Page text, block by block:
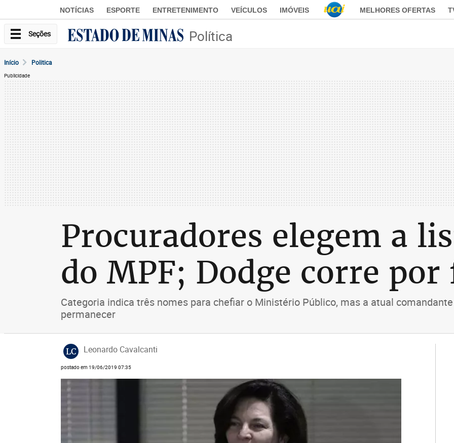
NOTÍCIAS ESPORTE ENTRETENIMENTO VEÍCULOS IMÓVEIS MELHORES OFERTAS
Seções Política
Início Politica
Publicidade
Procuradores elegem a
do MPF; Dodge corre por
Categoria indica três nomes para chefiar o Ministério Público, mas a atual
permanecer
LC Leonardo Cavalcanti
postado em 19/06/2019 07:35